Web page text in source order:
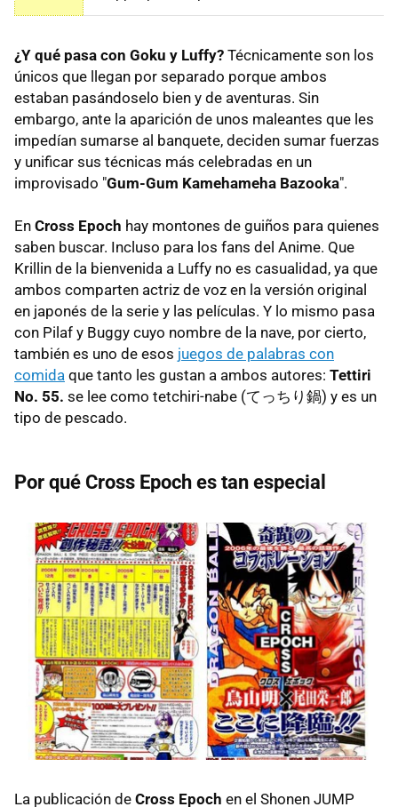
¿Y qué pasa con Goku y Luffy? Técnicamente son los
únicos que llegan por separado porque ambos
estaban pasándoselo bien y de aventuras. Sin
embargo, ante la aparición de unos maleantes que les
impedían sumarse al banquete, deciden sumar fuerzas
y unificar sus técnicas más celebradas en un
improvisado "Gum-Gum Kamehameha Bazooka".
En Cross Epoch hay montones de guiños para quienes
saben buscar. Incluso para los fans del Anime. Que
Krillin de la bienvenida a Luffy no es casualidad, ya que
ambos comparten actriz de voz en la versión original
en japonés de la serie y las películas. Y lo mismo pasa
con Pilaf y Buggy cuyo nombre de la nave, por cierto,
también es uno de esos juegos de palabras con
comida que tanto les gustan a ambos autores: Tettiri
No. 55. se lee como tetchiri-nabe (てっちり鍋) y es un
tipo de pescado.
Por qué Cross Epoch es tan especial
La publicación de Cross Epoch en el Shonen JUMP